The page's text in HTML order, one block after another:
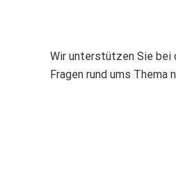
Wir unterstützen Sie bei
Fragen rund ums Thema